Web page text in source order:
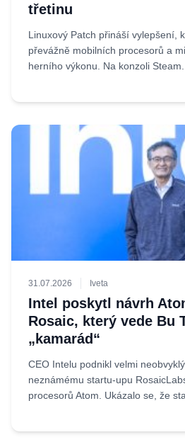
třetinu
Linuxový Patch přináší vylepšení,
převážně mobilních procesorů a
herního výkonu. Na konzoli Steam...
31.07.2026 Iveta
Intel poskytl návrh
Rosaic, který vede Bu
„kamarád“
CEO Intelu podnikl velmi
neznámému startu-upu
procesorů Atom. Ukázalo se, že